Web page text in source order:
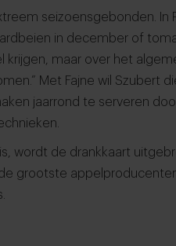
seizoensgebonden. In
in december of
krijgen, maar over het
Met Fajne wil Szubert
jaarrond te serveren
wordt de drankkaart
grootste